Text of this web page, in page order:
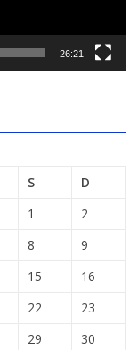
26:21
S
D
1
2
8
9
15
16
22
23
29 30